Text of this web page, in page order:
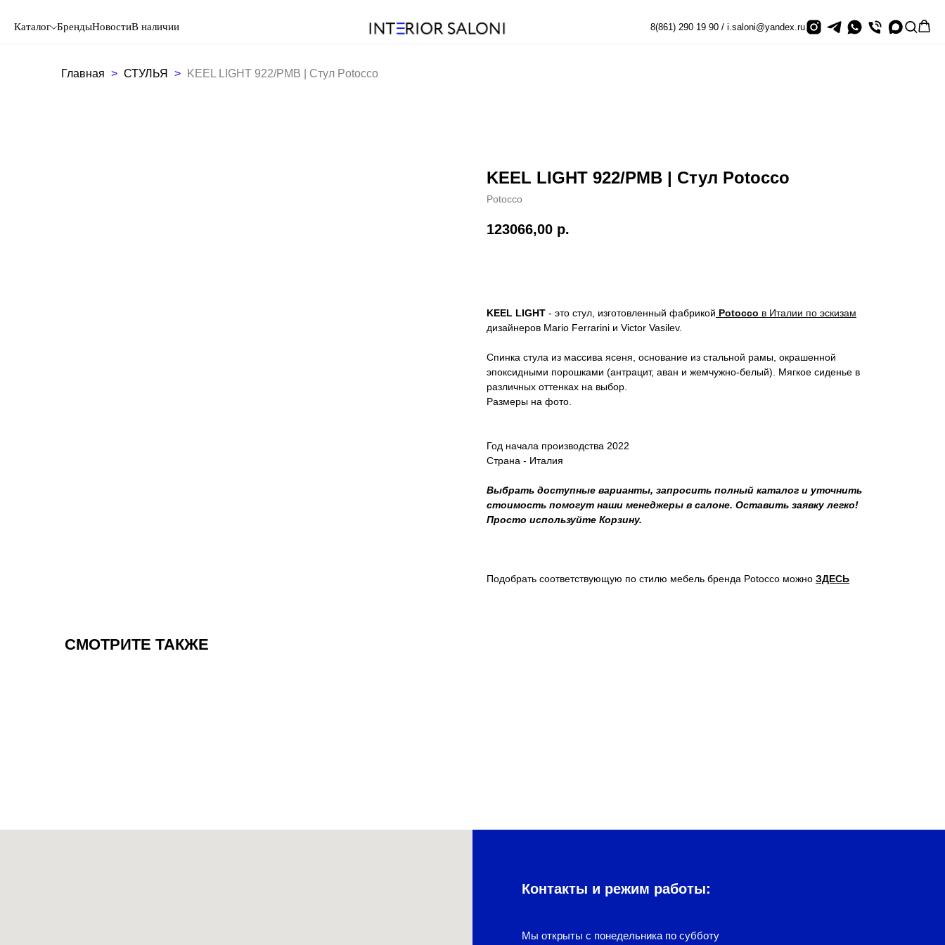
Каталог БрендыНовостиВ наличии 8(861) 290 19 90 / i.saloni@yandex.ru
Главная СТУЛЬЯ KEEL LIGHT 922/PMB | Стул Potocco
KEEL LIGHT 922/PMB | Стул Potocco
Potocco
123066,00 р.
KEEL LIGHT - это стул, изготовленный фабрикой Potocco в Италии по эскизам
дизайнеров Mario Ferrarini и Victor Vasilev.
Спинка стула из массива ясеня, основание из стальной рамы, окрашенной
эпоксидными порошками (антрацит, аван и жемчужно-белый). Мягкое сиденье в
различных оттенках на выбор.
Размеры на фото.
Год начала производства 2022
Страна - Италия
Выбрать доступные варианты, запросить полный каталог и уточнить
стоимость помогут наши менеджеры в салоне. Оставить заявку легко!
Просто используйте Корзину.
Подобрать соответствующую по стилю мебель бренда Potocco можно ЗДЕСЬ
СМОТРИТЕ ТАКЖЕ
Контакты и режим работы:
Мы открыты с понедельника по субботу